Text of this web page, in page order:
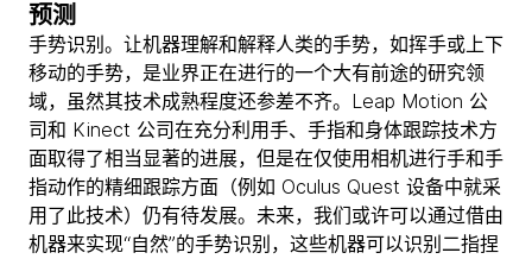
预测
手势识别。让机器理解和解释人类的手势，如挥手或上下
移动的手势，是业界正在进行的一个大有前途的研究领
域，虽然其技术成熟程度还参差不齐。Leap Motion 公
司和 Kinect 公司在充分利用手、手指和身体跟踪技术方
面取得了相当显著的进展，但是在仅使用相机进行手和手
指动作的精细跟踪方面（例如 Oculus Quest 设备中就采
用了此技术）仍有待发展。未来，我们或许可以通过借由
机器来实现“自然”的手势识别，这些机器可以识别二指捏